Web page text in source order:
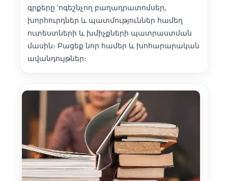
գրքերը 'ոգեշնչող բաղադրատոմսեր,
խորհուրդներ և պատմություններ համեղ
ուտեստների և խմիչքների պատրաստման
մասին։ Բացեք նոր համեր և խոհարարական
ավանդույթներ։